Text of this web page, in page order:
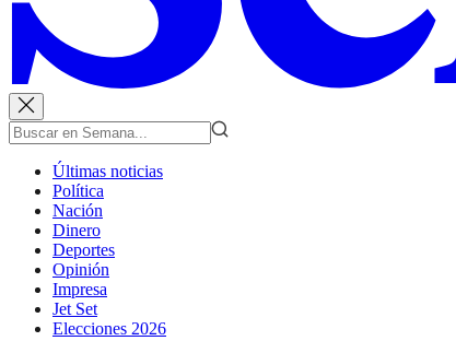
Últimas noticias
Política
Nación
Dinero
Deportes
Opinión
Impresa
Jet Set
Elecciones 2026